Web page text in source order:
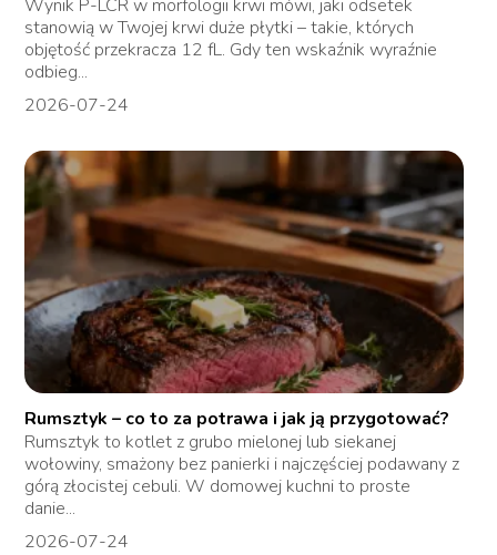
Wynik P-LCR w morfologii krwi mówi, jaki odsetek
stanowią w Twojej krwi duże płytki – takie, których
objętość przekracza 12 fL. Gdy ten wskaźnik wyraźnie
odbieg...
2026-07-24
Rumsztyk – co to za potrawa i jak ją przygotować?
Rumsztyk to kotlet z grubo mielonej lub siekanej
wołowiny, smażony bez panierki i najczęściej podawany z
górą złocistej cebuli. W domowej kuchni to proste
danie...
2026-07-24